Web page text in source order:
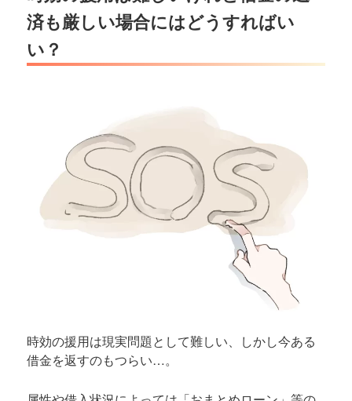
済も厳しい場合にはどうすればい
い？
時効の援用は現実問題として難しい、しかし今ある
借金を返すのもつらい…。